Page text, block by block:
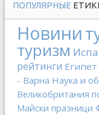
ПОПУЛЯРНЫЕ
Новини
туризм
рейтинги Египет
- Варна Наука и
Великобритания
Майски празници